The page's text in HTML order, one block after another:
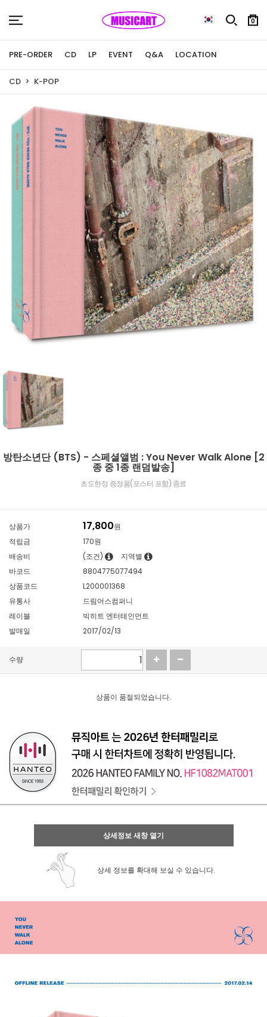
0
PRE-ORDER CD LP EVENT Q&A LOCATION
CD K-POP
방탄소년단 (BTS) - 스페셜앨범 : You Never Walk Alone [2
종 중 1종 랜덤발송]
초도한정 증정품(포스터 포함) 종료
상품가 17,800원
적립금
170원
배송비
(조건)
지역별
바코드
8804775077494
상품코드
L200001368
유통사
드림어스컴퍼니
레이블
빅히트 엔터테인먼트
발매일
2017/02/13
수량
상품이 품절되었습니다.
상세정보 새창 열기
상세 정보를 확대해 보실 수 있습니다.